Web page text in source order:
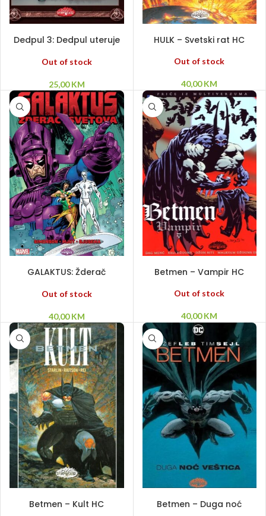
Dedpul 3: Dedpul uteruje
Out of stock
25,00KM
HULK – Svetski rat HC
Out of stock
40,00KM
GALAKTUS: Žderač
Out of stock
40,00KM
Betmen – Vampir HC
Out of stock
40,00KM
Betmen – Kult HC
Betmen – Duga noć
vještica SC